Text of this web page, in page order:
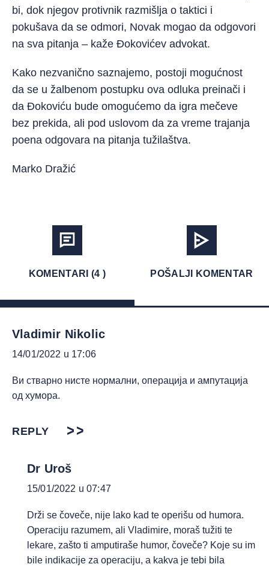
bi, dok njegov protivnik razmišlja o taktici i
pokušava da se odmori, Novak mogao da odgovori
na sva pitanja – kaže Đokovićev advokat.
Kako nezvanično saznajemo, postoji mogućnost
da se u žalbenom postupku ova odluka preinači i
da Đokoviću bude omogućemo da igra mečeve
bez prekida, ali pod uslovom da za vreme trajanja
poena odgovara na pitanja tužilaštva.
Marko Dražić
KOMENTARI (4 ) POŠALJI KOMENTAR
Vladimir Nikolic
14/01/2022 u 17:06
Ви стварно нисте нормални, операција и ампутација
од хумора.
REPLY
Dr Uroš
15/01/2022 u 07:47
Drži se čoveče, nije lako kad te operišu od humora.
Operaciju razumem, ali Vladimire, moraš tužiti te
lekare, zašto ti amputiraše humor, čoveče? Koje su im
bile indikacije za operaciju, a kakva je tebi bila